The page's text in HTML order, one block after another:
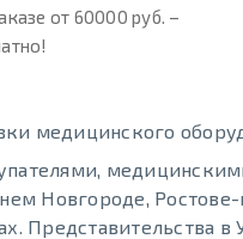
от 60000 руб. –
медицинского
Новгороде,
Представительства в